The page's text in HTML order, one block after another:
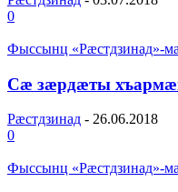
0
Фыссынц «Рæстдзинад»-
Сæ зæрдæты
Рæстдзинад - 26.06.2018
0
Фыссынц «Рæстдзинад»-